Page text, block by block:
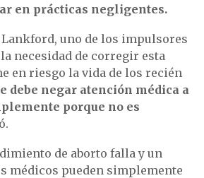
en prácticas negligentes.
Lankford, uno de los impulsores
necesidad de corregir esta
en riesgo la vida de los recién
debe negar atención médica a
porque no es
de aborto falla y un
médicos pueden simplemente